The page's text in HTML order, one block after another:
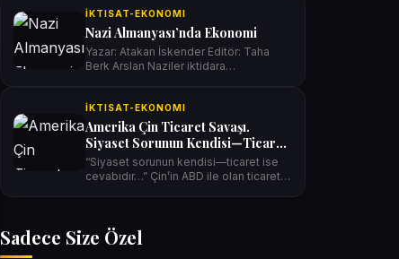
İKTISAT-EKONOMI
Nazi Almanyası’nda Ekonomi
Yazar: Atakan İskender Editör: Taha
Berk Arslan Naziler iktidara
İKTISAT-EKONOMI
Amerika Çin Ticaret Savaşı.
Siyaset Sorunun Kendisi—Ticaret
ise Cevabıdır!
“Siyaset sorunun kendisi—ticaret ise
cevabıdır…” Çin’in ABD ile olan ticaret…
Sadece Size Özel